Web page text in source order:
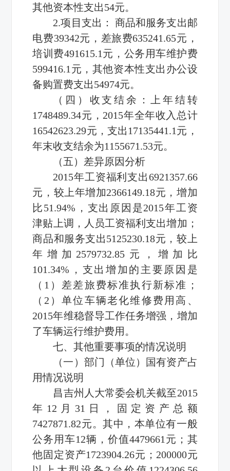
其他资本性支出54元。
2.项目支出： 商品和服务支出邮
电费39342元，差旅费635241.65元，
培训费491615.1元，公务用车维护费
599416.1元，其他资本性支出办公设
备购置费支出54974元。
（四）收支结余：上年结转
1748489.34元，2015年全年收入总计
16542623.29元，支出17135441.1元，
年末收支结余为1155671.53元。
（五）差异原因分析
2015年工资福利支出6921357.66
元，较上年增加2366149.18元，增加
比51.94%，支出原因是2015年工资
津贴上调，人员工资福利支出增加；
商品和服务支出5125230.18元，较上
年增加2579732.85元，增加比
101.34%，支出增加的主要原因是
（1）差差旅费标准执行新标准；
（2）单位车辆老化维修费用高、
2015年维稳督导工作任务增强，增加
了车辆运行维护费用。
七、其他重要事项的情况说明
（一）部门（单位）国有资产占
用情况说明
昌吉州人大常委会机关截至2015
年12月31日，固定资产总额
7427871.82元。其中，本单位有一般
公务用车12辆，价值4479661元；其
他固定资产1723904.26元；200000元